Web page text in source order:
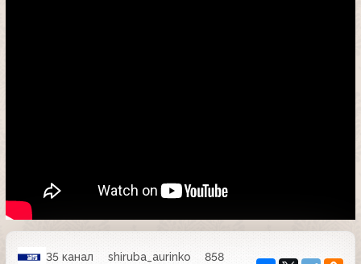
35 канал shiruba_aurinko
858